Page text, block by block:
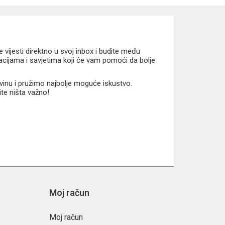
vijesti direktno u svoj inbox i budite među
i savjetima koji će vam pomoći da bolje
i pružimo najbolje moguće iskustvo.
ništa važno!
Moj račun
Moj račun